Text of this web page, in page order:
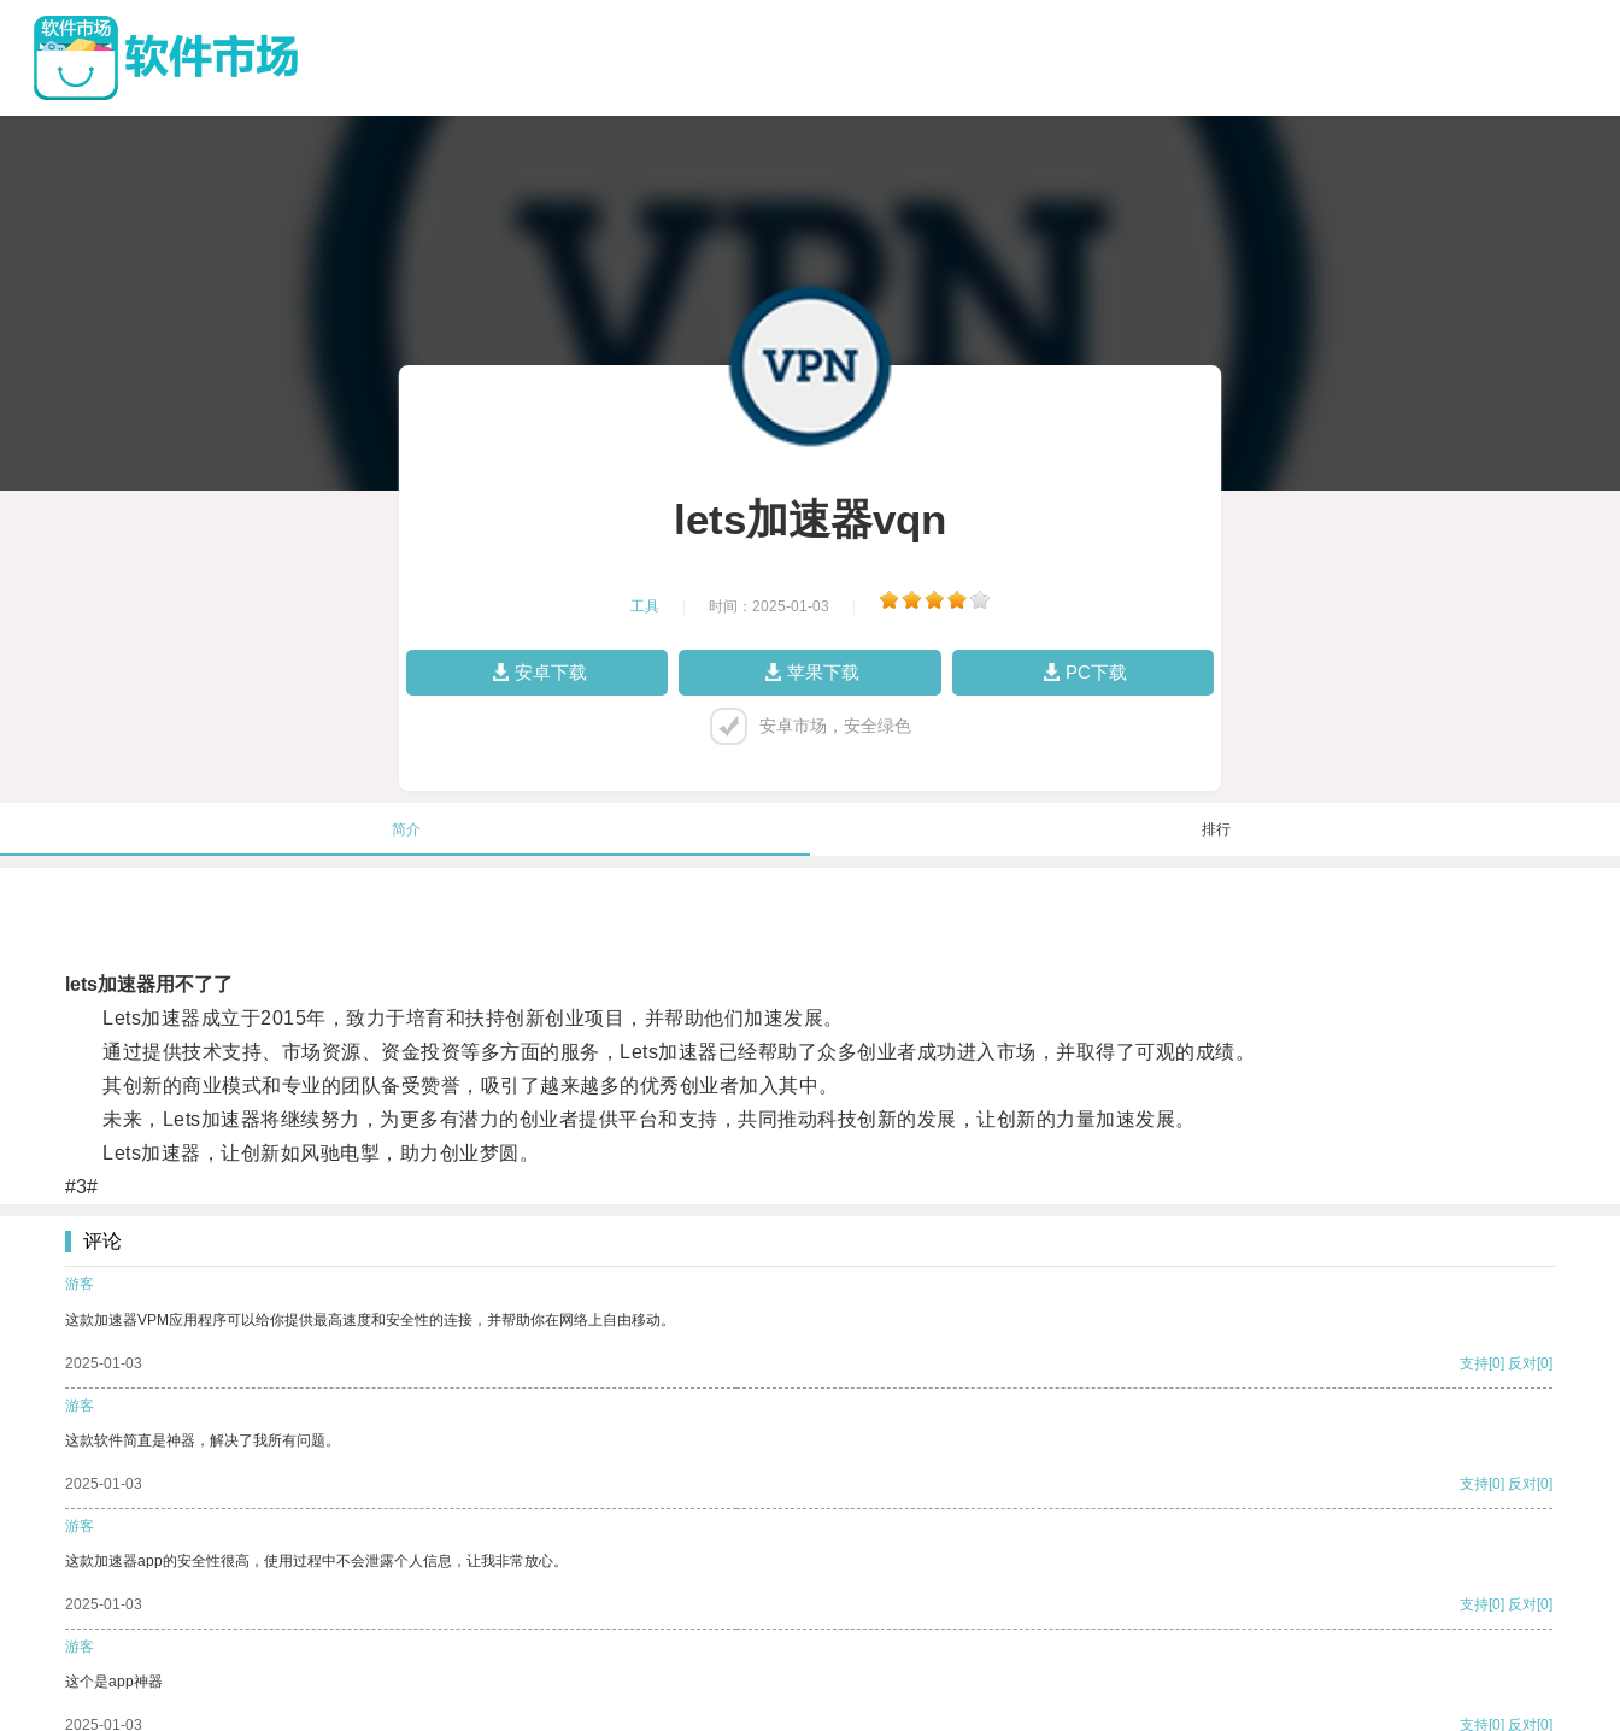
lets加速器vqn
工具 时间：2025-01-03
安卓下载 苹果下载 PC下载
安卓市场，安全绿色
简介 排行
lets加速器用不了了
Lets加速器成立于2015年，致力于培育和扶持创新创业项目，并帮助他们加速发展。
通过提供技术支持、市场资源、资金投资等多方面的服务，Lets加速器已经帮助了众多创业者成功进入市场，并取得了可观的成绩。
其创新的商业模式和专业的团队备受赞誉，吸引了越来越多的优秀创业者加入其中。
未来，Lets加速器将继续努力，为更多有潜力的创业者提供平台和支持，共同推动科技创新的发展，让创新的力量加速发展。
Lets加速器，让创新如风驰电掣，助力创业梦圆。
#3#
评论
游客
这款加速器VPM应用程序可以给你提供最高速度和安全性的连接，并帮助你在网络上自由移动。
2025-01-03 支持[0] 反对[0]
游客
这款软件简直是神器，解决了我所有问题。
2025-01-03 支持[0] 反对[0]
游客
这款加速器app的安全性很高，使用过程中不会泄露个人信息，让我非常放心。
2025-01-03 支持[0] 反对[0]
游客
这个是app神器
2025-01-03 支持[0] 反对[0]